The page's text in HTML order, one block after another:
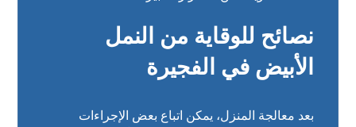
نصائح للوقاية من النمل
الأبيض في الفجيرة
بعد معالجة المنزل، يمكن اتباع بعض الإجراءات